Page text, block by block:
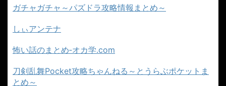
ガチャガチャ～パズドラ攻略情報まとめ～
しぃアンテナ
怖い話のまとめ‐オカ学.com
刀剣乱舞Pocket攻略ちゃんねる～とうらぶポケットま
とめ～